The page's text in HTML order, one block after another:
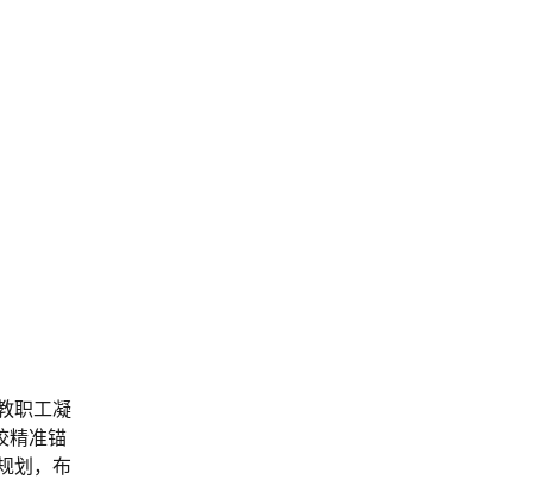
职工凝
精准锚
划，布